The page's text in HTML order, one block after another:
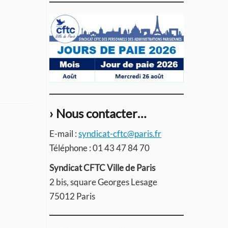
› Nous contacter…
E-mail :syndicat-cftc@paris.fr
Téléphone : 01 43 47 84 70
Syndicat CFTC Ville de Paris
2 bis, square Georges Lesage
75012 Paris